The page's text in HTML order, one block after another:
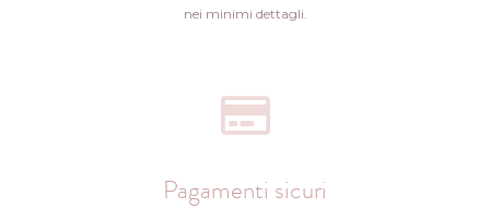
nei minimi dettagli.
Pagamenti sicuri